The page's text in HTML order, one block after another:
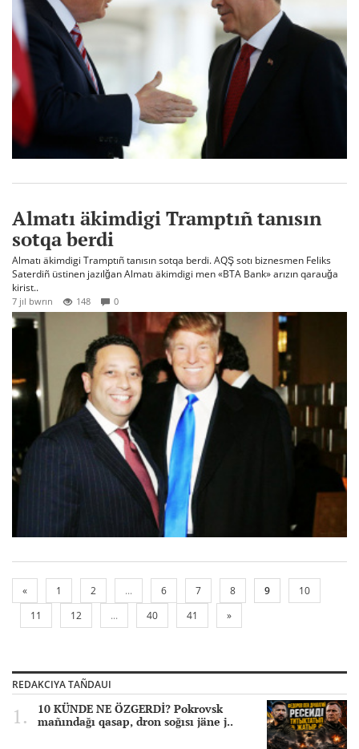
Almatı äkimdigi Tramptıñ tanısın
sotqa berdi
Almatı äkimdigi Tramptıñ tanısın sotqa berdi. AQŞ sotı biznesmen Feliks
Saterdiñ üstinen jazılğan Almatı äkimdigi men «BTA Bank» arızın qarauğa
kirist..
7 jıl bwrın 148 0
« 1 2 ... 6 7 8 9
10
11
12 ... 40 41 »
REDAKCIYA TAÑDAUI
10 KÜNDE NE ÖZGERDİ? Pokrovsk
mañındağı qasap, dron soğısı jäne j..